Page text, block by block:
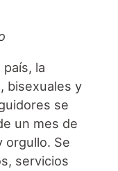
la
bisexuales y
se
un mes de
orgullo. Se
servicios